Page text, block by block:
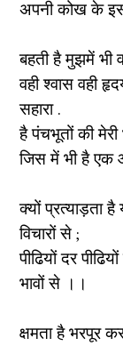
अपनी कोख के
बहती है मुझमें भी
वही श्वास वही
सहारा .
है पंचभूतों की मेरी
जिस में भी है एक
क्यों प्रत्याड़ता
विचारों से ;
पीढियों दर
भावों से ।।
क्षमता है भरपूर